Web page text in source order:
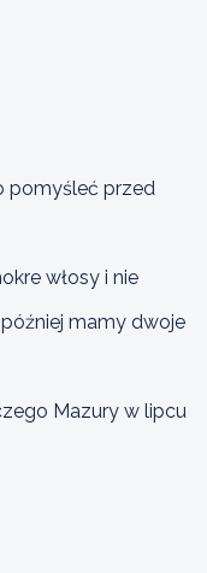
pomyśleć przed
włosy i nie
mamy dwoje
Mazury w lipcu